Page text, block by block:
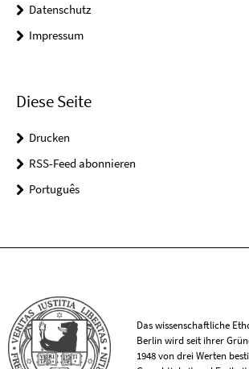
Datenschutz
Impressum
Diese Seite
Drucken
RSS-Feed abonnieren
Português
Das wissenschaftliche
Berlin wird seit ihrer
1948 von drei Werten